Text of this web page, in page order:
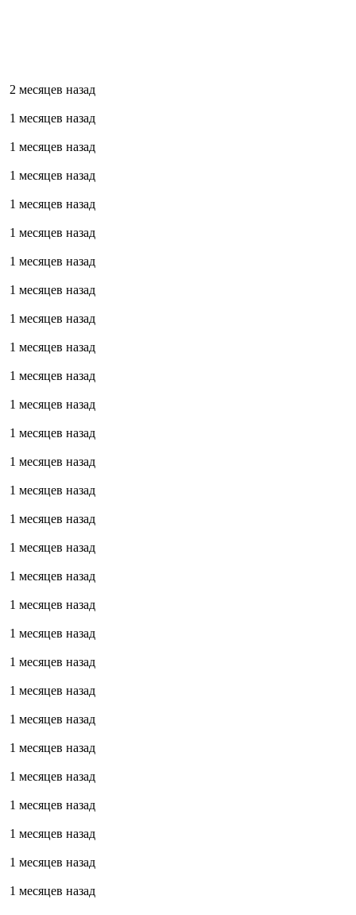
2 месяцев назад
1 месяцев назад
1 месяцев назад
1 месяцев назад
1 месяцев назад
1 месяцев назад
1 месяцев назад
1 месяцев назад
1 месяцев назад
1 месяцев назад
1 месяцев назад
1 месяцев назад
1 месяцев назад
1 месяцев назад
1 месяцев назад
1 месяцев назад
1 месяцев назад
1 месяцев назад
1 месяцев назад
1 месяцев назад
1 месяцев назад
1 месяцев назад
1 месяцев назад
1 месяцев назад
1 месяцев назад
1 месяцев назад
1 месяцев назад
1 месяцев назад
1 месяцев назад